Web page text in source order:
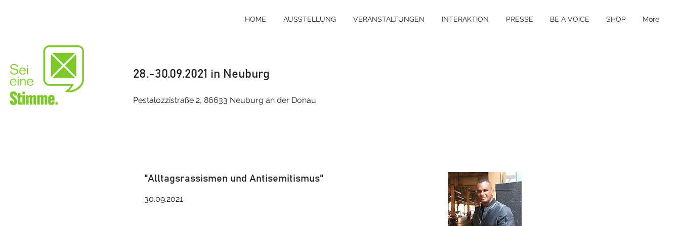
HOME AUSSTELLUNG VERANSTALTUNGEN INTERAKTION PRESSE BE A VOICE SHOP More
28.-30.09.2021 in Neuburg
Pestalozzistraße 2, 86633 Neuburg an der Donau
"Alltagsrassismen und Antisemitismus"
30.09.2021​​